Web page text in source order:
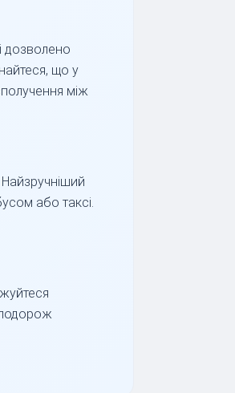
дозволено
що у
між
або таксі.